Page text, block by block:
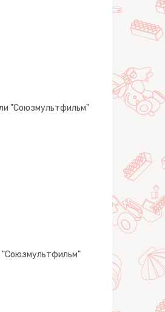
"Союзмультфильм"
"Союзмультфильм"